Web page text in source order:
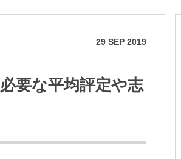
29 SEP 2019
要な平均評定や志